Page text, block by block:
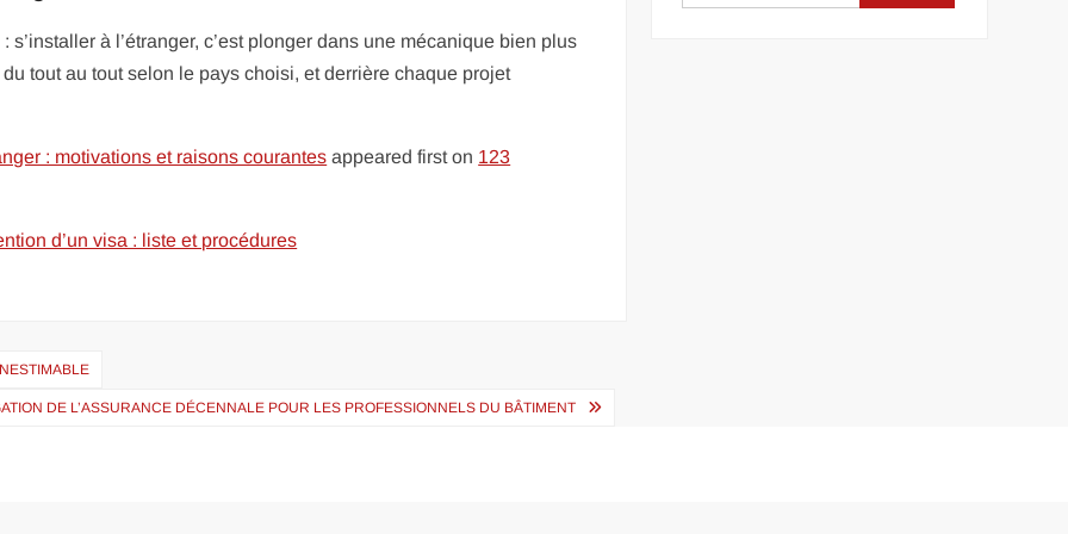
s’installer à l’étranger, c’est plonger dans une mécanique bien plus
tout au tout selon le pays choisi, et derrière chaque projet
: motivations et raisons courantes appeared first on 123
d’un visa : liste et procédures
DE L’ASSURANCE DÉCENNALE POUR LES PROFESSIONNELS DU BÂTIMENT